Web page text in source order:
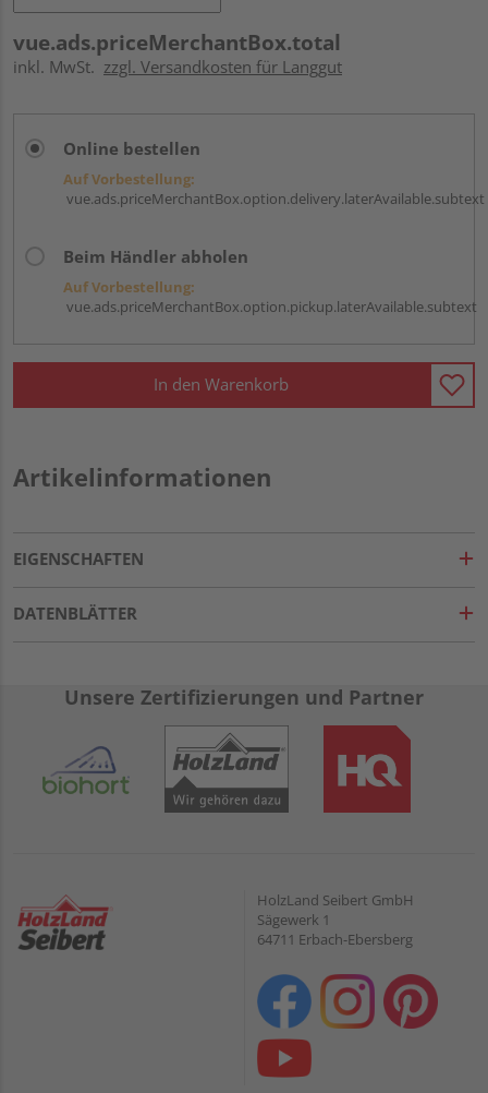
vue.ads.priceMerchantBox.total
inkl. MwSt. zzgl. Versandkosten für Langgut
Online bestellen
Auf Vorbestellung:
vue.ads.priceMerchantBox.option.delivery.laterAvailable.subtext
Beim Händler abholen
Auf Vorbestellung:
vue.ads.priceMerchantBox.option.pickup.laterAvailable.subtext
In den Warenkorb
Artikelinformationen
EIGENSCHAFTEN
DATENBLÄTTER
Unsere Zertifizierungen und Partner
HolzLand Seibert GmbH
Sägewerk 1
64711 Erbach-Ebersberg